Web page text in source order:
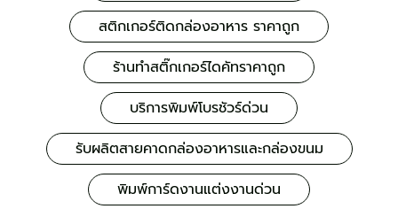
สติกเกอร์ติดกล่องอาหาร ราคาถูก
ร้านทำสติ๊กเกอร์ไดคัทราคาถูก
บริการพิมพ์โบรชัวร์ด่วน
รับผลิตสายคาดกล่องอาหารและกล่องขนม
พิมพ์การ์ดงานแต่งงานด่วน